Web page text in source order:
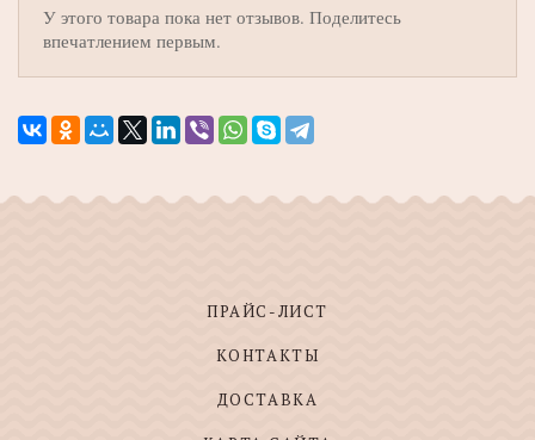
У этого товара пока нет отзывов. Поделитесь
впечатлением первым.
ПРАЙС-ЛИСТ
КОНТАКТЫ
ДОСТАВКА